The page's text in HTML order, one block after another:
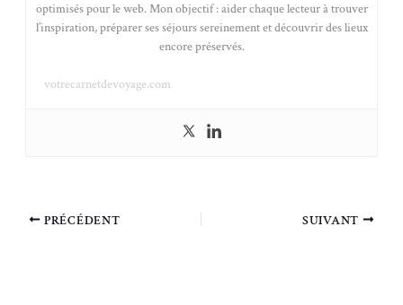
optimisés pour le web. Mon objectif : aider chaque lecteur à trouver
l’inspiration, préparer ses séjours sereinement et découvrir des lieux
encore préservés.
votrecarnetdevoyage.com
PRÉCÉDENT SUIVANT